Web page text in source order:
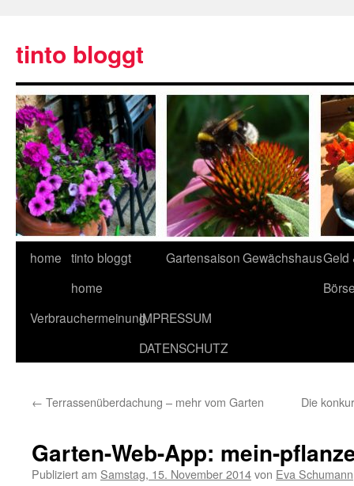
tinto bloggt
home tinto bloggt
home
GartensaisonGewächshausGeld
VerbrauchermeinungIMPRESSUM
DATENSCHUTZ
← Terrassenüberdachung – mehr vom Garten Die
Garten-Web-App: mein-
Publiziert am Samstag, 15. November 2014von Eva Schumann